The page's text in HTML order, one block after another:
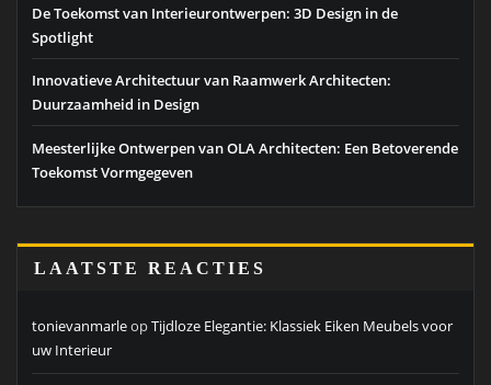
De Toekomst van Interieurontwerpen: 3D Design in de
Spotlight
Innovatieve Architectuur van Raamwerk Architecten:
Duurzaamheid in Design
Meesterlijke Ontwerpen van OLA Architecten: Een Betoverende
Toekomst Vormgegeven
LAATSTE REACTIES
tonievanmarleopTijdloze Elegantie: Klassiek Eiken Meubels voor
uw Interieur